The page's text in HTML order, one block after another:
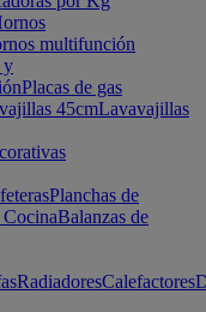
multifunción
y
Placas de gas
45cmLavavajillas
Planchas de
Balanzas de
RadiadoresCalefactores